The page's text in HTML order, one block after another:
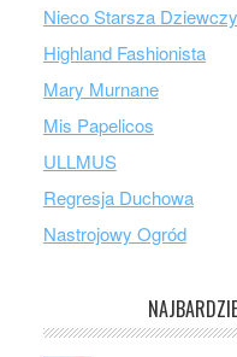
Nieco Starsza
Highland Fashionista
Mary Murnane
Mis Papelicos
ULLMUS
Regresja Duchowa
Nastrojowy Ogród